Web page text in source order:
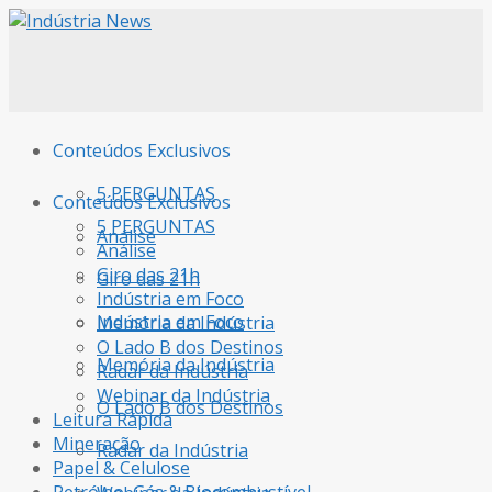
Conteúdos Exclusivos
5 PERGUNTAS
Análise
Giro das 21h
Indústria em Foco
Memória da Indústria
O Lado B dos Destinos
Radar da Indústria
Conteúdos Exclusivos
5 PERGUNTAS
Análise
Giro das 21h
Indústria em Foco
Memória da Indústria
O Lado B dos Destinos
Radar da Indústria
Webinar da Indústria
Leitura Rápida
Mineração
Papel & Celulose